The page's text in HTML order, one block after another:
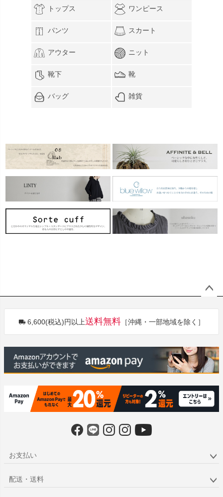
トップス ワンピース
パンツ スカート
アウター ニット
靴下 靴
バッグ 雑貨
へ
6,600(税込)円以上送料無料 ［沖縄・一部地域を除く］
お支払い
配送・送料